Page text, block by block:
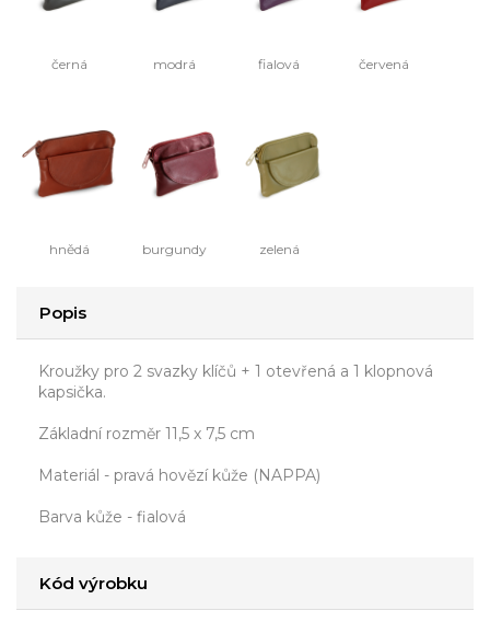
černá modrá fialová červená
hnědá burgundy zelená
Popis
Kroužky pro 2 svazky klíčů + 1 otevřená a 1 klopnová
kapsička.
Základní rozměr 11,5 x 7,5 cm
Materiál - pravá hovězí kůže (NAPPA)
Barva kůže - fialová
Kód výrobku